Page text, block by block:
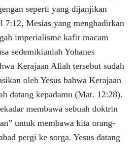
seperti yang dijanjikan
7:12, Mesias yang menghadirkan
imperialisme kafir macam
sedemikianlah Yohanes
Kerajaan Allah tersebut sudah
oleh Yesus bahwa Kerajaan
datang kepadamu (Mat. 12:28).
membawa sebuah doktrin
untuk membawa kita orang-
pergi ke sorga. Yesus datang